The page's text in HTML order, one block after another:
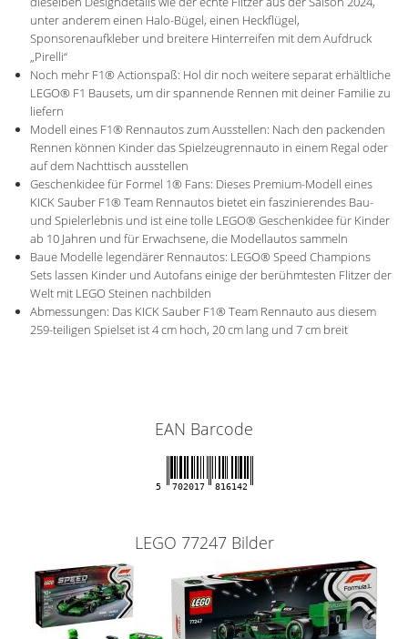
unter anderem einen Halo-Bügel, einen Heckflügel,
Sponsorenaufkleber und breitere Hinterreifen mit dem Aufdruck
„Pirelli“
Noch mehr F1® Actionspaß: Hol dir noch weitere separat erhältliche
LEGO® F1 Bausets, um dir spannende Rennen mit deiner Familie zu
liefern
Modell eines F1® Rennautos zum Ausstellen: Nach den packenden
Rennen können Kinder das Spielzeugrennauto in einem Regal oder
auf dem Nachttisch ausstellen
Geschenkidee für Formel 1® Fans: Dieses Premium-Modell eines
KICK Sauber F1® Team Rennautos bietet ein faszinierendes Bau-
und Spielerlebnis und ist eine tolle LEGO® Geschenkidee für Kinder
ab 10 Jahren und für Erwachsene, die Modellautos sammeln
Baue Modelle legendärer Rennautos: LEGO® Speed Champions
Sets lassen Kinder und Autofans einige der berühmtesten Flitzer der
Welt mit LEGO Steinen nachbilden
Abmessungen: Das KICK Sauber F1® Team Rennauto aus diesem
259-teiligen Spielset ist 4 cm hoch, 20 cm lang und 7 cm breit
EAN Barcode
5 702017 816142
LEGO 77247 Bilder